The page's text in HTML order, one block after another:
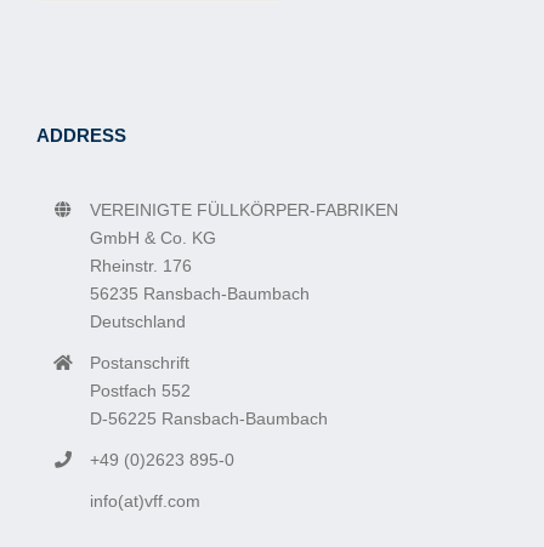
ADDRESS
VEREINIGTE FÜLLKÖRPER-FABRIKEN
GmbH & Co. KG
Rheinstr. 176
56235 Ransbach-Baumbach
Deutschland
Postanschrift
Postfach 552
D-56225 Ransbach-Baumbach
+49 (0)2623 895-0
info(at)vff.com